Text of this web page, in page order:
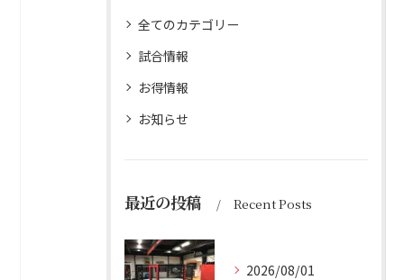
全てのカテゴリー
試合情報
お得情報
お知らせ
最近の投稿 Recent Posts
2026/08/01